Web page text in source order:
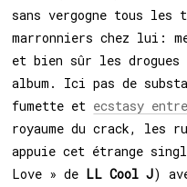
sans vergogne tous les
marronniers chez lui:
et bien sûr les drogues
album. Ici pas de
fumette et ecstasy
royaume du crack, les
appuie cet étrange
Love » de LL Cool J)